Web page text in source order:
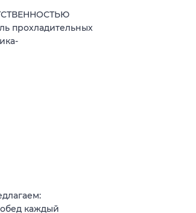
прохладительных
каждый